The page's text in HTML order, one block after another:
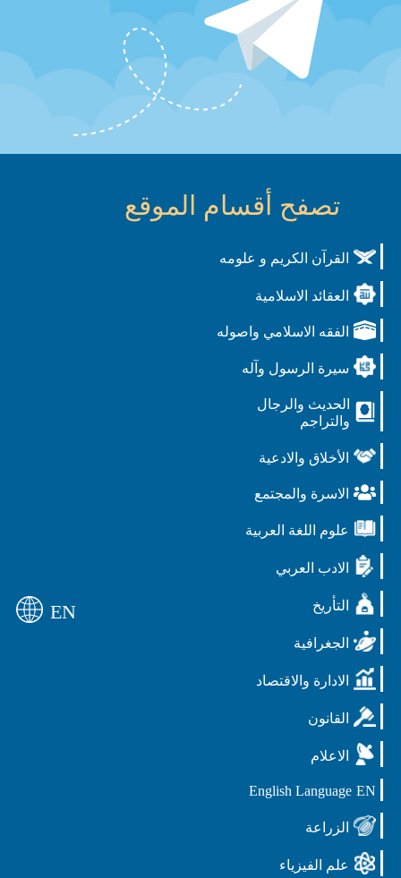
تصفح أقسام الموقع
القرآن الكريم و علومه
العقائد الاسلامية
الفقه الاسلامي واصوله
سيرة الرسول وآله
الحديث والرجال
والتراجم
الأخلاق والادعية
الاسرة والمجتمع
علوم اللغة العربية
الادب العربي
التأريخ
الجغرافية
الادارة والاقتصاد
القانون
الاعلام
EN
English Language
الزراعة
علم الفيزياء
EN